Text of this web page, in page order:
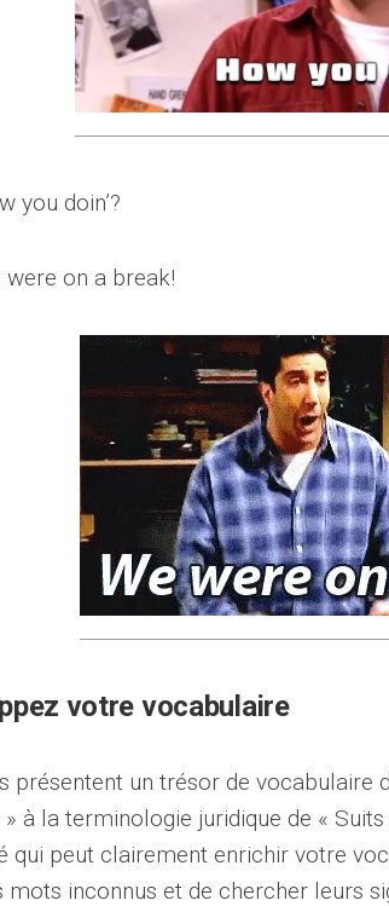
you doin’?
were on a break!
votre vocabulaire
présentent un trésor de vocabulaire
à la terminologie juridique de «
qui peut clairement enrichir votre
mots inconnus et de chercher leurs